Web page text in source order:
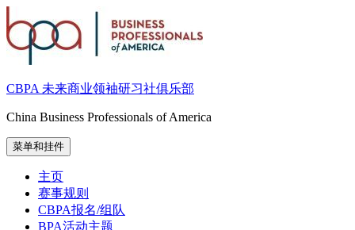
至
内
CBPA 未来商业领袖研习社俱乐部
China Business Professionals of America
菜单和挂件
主页
赛事规则
CBPA报名/组队
BPA活动主题